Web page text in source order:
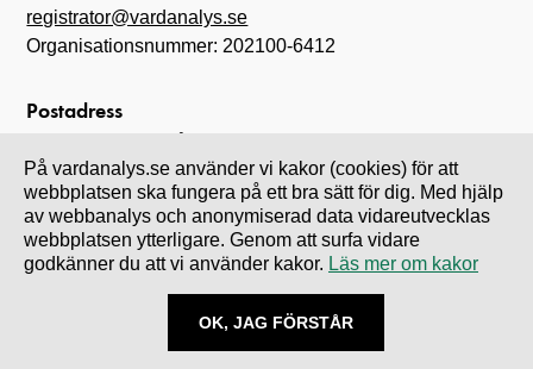
registrator@vardanalys.se
Organisationsnummer: 202100-6412
Postadress
Box 6070
102 31 Stockholm
Leverans- och besöksadress
Drottninggatan 89
På vardanalys.se använder vi kakor (cookies) för att
webbplatsen ska fungera på ett bra sätt för dig. Med hjälp
av webbanalys och anonymiserad data vidareutvecklas
webbplatsen ytterligare. Genom att surfa vidare
godkänner du att vi använder kakor. Läs mer om kakor
OK, JAG FÖRSTÅR